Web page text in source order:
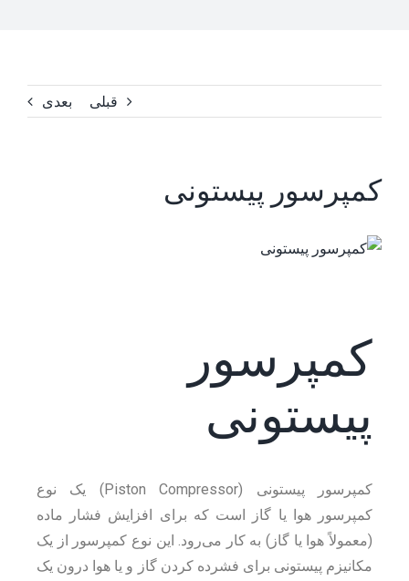
قبلی بعدی
کمپرسور پیستونی
کمپرسور
پیستونی
کمپرسور پیستونی (Piston Compressor) یک نوع
کمپرسور هوا یا گاز است که برای افزایش فشار ماده
(معمولاً هوا یا گاز) به کار می‌رود. این نوع کمپرسور از یک
مکانیزم پیستونی برای فشرده کردن گاز و یا هوا درون یک